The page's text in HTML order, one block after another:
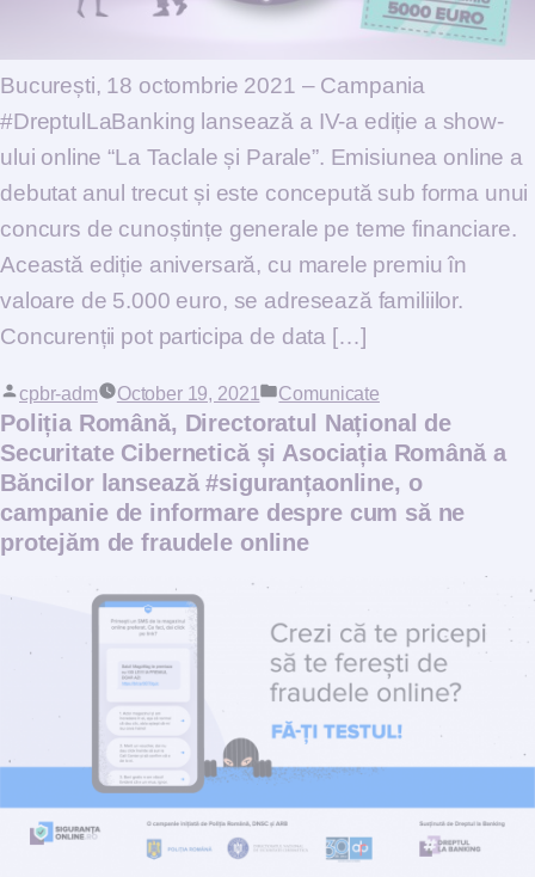
București, 18 octombrie 2021 – Campania
#DreptulLaBanking lansează a IV-a ediție a show-
ului online “La Taclale și Parale”. Emisiunea online a
debutat anul trecut și este concepută sub forma unui
concurs de cunoștințe generale pe teme financiare.
Această ediție aniversară, cu marele premiu în
valoare de 5.000 euro, se adresează familiilor.
Concurenții pot participa de data […]
Posted by
cpbr-adm October 19, 2021 Posted in
Comunicate
Poliția Română, Directoratul Național de
Securitate Cibernetică și Asociația Română a
Băncilor lansează #siguranțaonline, o
campanie de informare despre cum să ne
protejăm de fraudele online